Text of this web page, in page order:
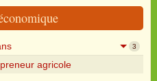
3
agricole